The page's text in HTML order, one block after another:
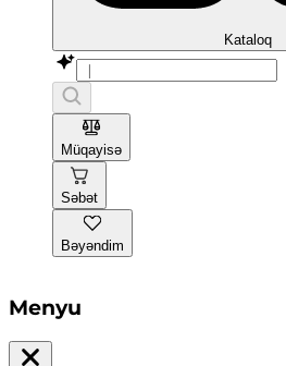
Kataloq
Müqayisə
Səbət
Bəyəndim
Menyu